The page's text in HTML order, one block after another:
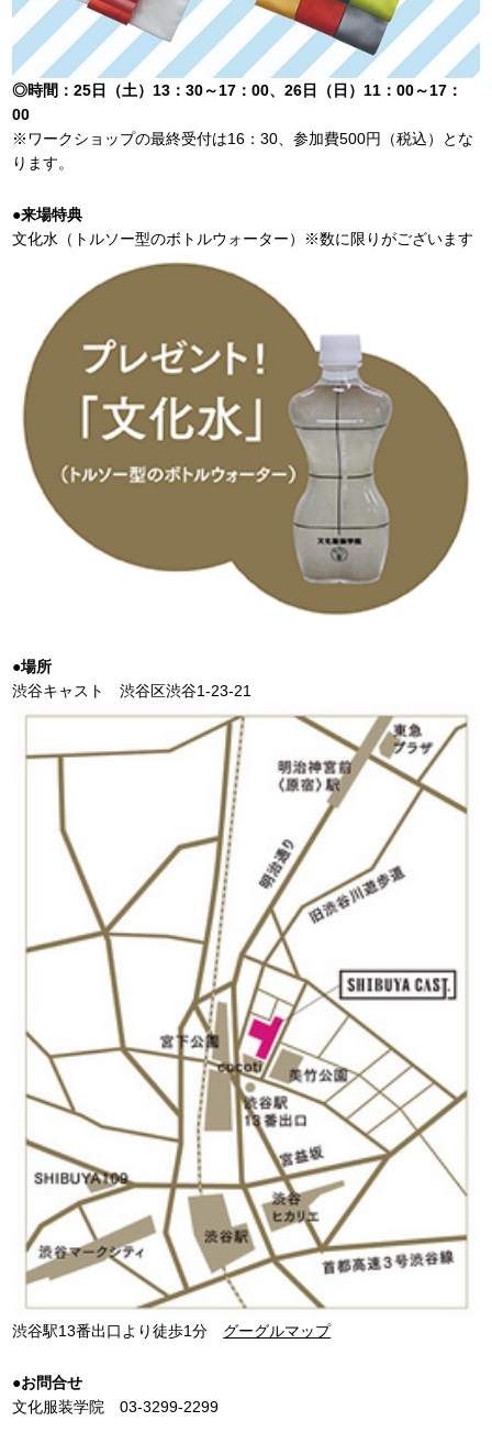
◎時間：25日（土）13：30～17：00、26日（日）11：00～17：
00
※ワークショップの最終受付は16：30、参加費500円（税込）とな
ります。
●来場特典
文化水（トルソー型のボトルウォーター）※数に限りがございます
●場所
渋谷キャスト 渋谷区渋谷1-23-21
渋谷駅13番出口より徒歩1分 グーグルマップ
●お問合せ
文化服装学院 03-3299-2299